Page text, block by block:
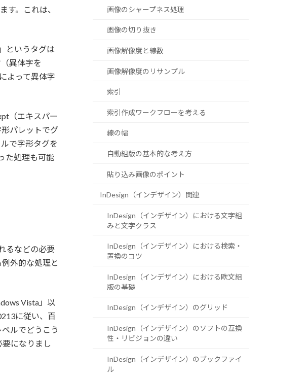
す。これは、
というタグは
異体字を
よって異体字
（エキスパー
パレットでグ
で字形タグを
た処理も可能
るなどの必要
外的な処理と
Vista」以
に従い、百
ルでどうこう
になりまし
画像のシャープネス処理
画像の切り抜き
画像解像度と線数
画像解像度のリサンプル
索引
索引作成ワークフローを考える
線の幅
自動組版の基本的な考え方
貼り込み画像のポイント
InDesign（インデザイン）関連
InDesign（インデザイン）における文字組
みと文字クラス
InDesign（インデザイン）における検索・
置換のコツ
InDesign（インデザイン）における欧文組
版の基礎
InDesign（インデザイン）のグリッド
InDesign（インデザイン）のソフトの互換
性・リビジョンの違い
InDesign（インデザイン）のブックファイ
ル